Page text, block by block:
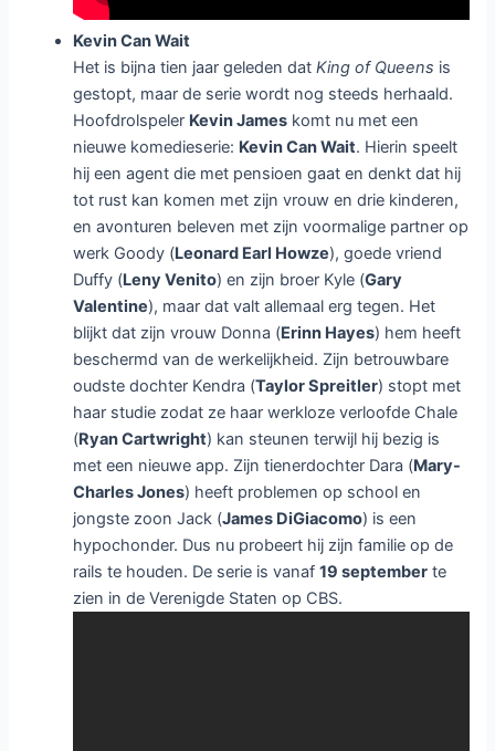
Kevin Can Wait
Het is bijna tien jaar geleden datKing of Queens is
gestopt, maar de serie wordt nog steeds herhaald.
Hoofdrolspeler Kevin James komt nu met een
nieuwe komedieserie: Kevin Can Wait. Hierin speelt
hij een agent die met pensioen gaat en denkt dat hij
tot rust kan komen met zijn vrouw en drie kinderen,
en avonturen beleven met zijn voormalige partner op
werk Goody (Leonard Earl Howze), goede vriend
Duffy (Leny Venito) en zijn broer Kyle (Gary
Valentine), maar dat valt allemaal erg tegen. Het
blijkt dat zijn vrouw Donna (Erinn Hayes) hem heeft
beschermd van de werkelijkheid. Zijn betrouwbare
oudste dochter Kendra (Taylor Spreitler) stopt met
haar studie zodat ze haar werkloze verloofde Chale
(Ryan Cartwright) kan steunen terwijl hij bezig is
met een nieuwe app. Zijn tienerdochter Dara (Mary-
Charles Jones) heeft problemen op school en
jongste zoon Jack (James DiGiacomo) is een
hypochonder. Dus nu probeert hij zijn familie op de
rails te houden. De serie is vanaf19 september te
zien in de Verenigde Staten op CBS.